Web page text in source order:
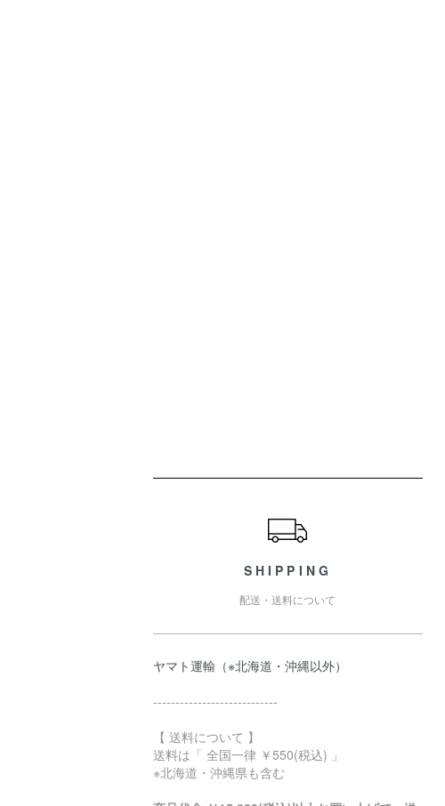
SHIPPING
配送・送料について
ヤマト運輸（※北海道・沖縄以外）
‐‐‐‐‐‐‐‐‐‐‐‐‐‐‐‐‐‐‐‐‐‐‐‐‐‐‐‐
【 送料について 】
送料は「 全国一律 ￥550(税込) 」
※北海道・沖縄県も含む